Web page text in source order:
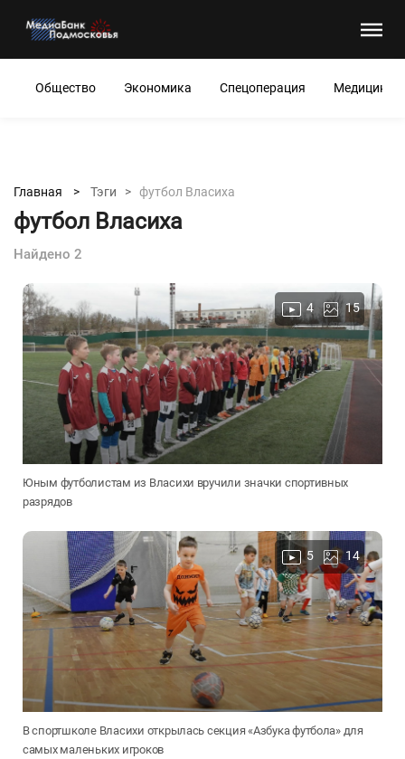
Общество Экономика Спецоперация Медицина
Главная > Тэги > футбол Власиха
футбол Власиха
Найдено 2
4 15
Юным футболистам из Власихи вручили значки спортивных
разрядов
5 14
В спортшколе Власихи открылась секция «Азбука футбола» для
самых маленьких игроков